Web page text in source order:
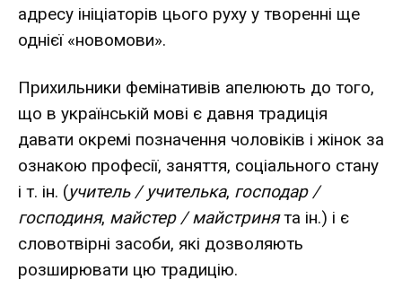
адресу ініціаторів цього руху у творенні ще
однієї «новомови».
Прихильники фемінативів апелюють до того,
що в українській мові є давня традиція
давати окремі позначення чоловіків і жінок за
ознакою професії, заняття, соціального стану
і т. ін. (учитель / учителька, господар /
господиня, майстер / майстринята ін.) і є
словотвірні засоби, які дозволяють
розширювати цю традицію.